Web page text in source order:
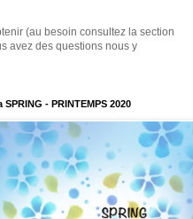
(au besoin consultez la section
avez des questions nous y
SPRING - PRINTEMPS 2020